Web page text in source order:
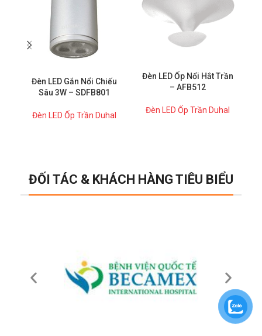
Đèn LED Gắn Nổi Chiếu
Sâu 3W – SDFB801
Đèn LED Ốp Trần Duhal
Đèn LED Ốp Nổi Hắt Trần
– AFB512
Đèn LED Ốp Trần Duhal
ĐỐI TÁC & KHÁCH HÀNG TIÊU BIỂU